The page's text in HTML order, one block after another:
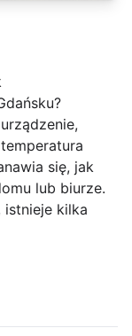
się, jak
lub biurze.
istnieje kilka